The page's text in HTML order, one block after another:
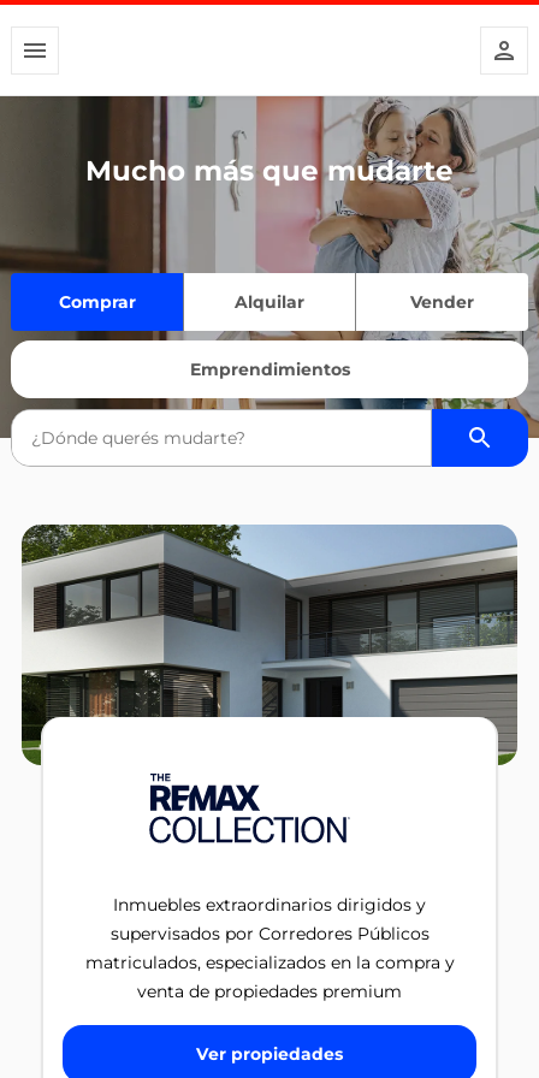
Mucho más que mudarte
Comprar Alquilar Vender
Emprendimientos
Inmuebles extraordinarios dirigidos y
supervisados por Corredores Públicos
matriculados, especializados en la compra y
venta de propiedades premium
Ver propiedades